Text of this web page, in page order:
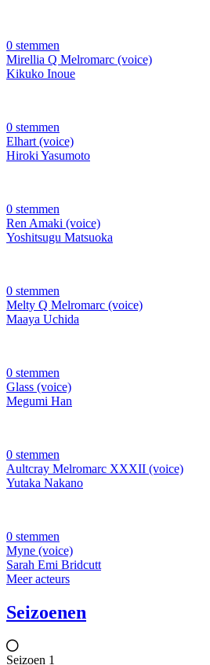
0 stemmen
Mirellia Q Melromarc (voice)
Kikuko Inoue
0 stemmen
Elhart (voice)
Hiroki Yasumoto
0 stemmen
Ren Amaki (voice)
Yoshitsugu Matsuoka
0 stemmen
Melty Q Melromarc (voice)
Maaya Uchida
0 stemmen
Glass (voice)
Megumi Han
0 stemmen
Aultcray Melromarc XXXII (voice)
Yutaka Nakano
0 stemmen
Myne (voice)
Sarah Emi Bridcutt
Meer acteurs
Seizoenen
Seizoen 1